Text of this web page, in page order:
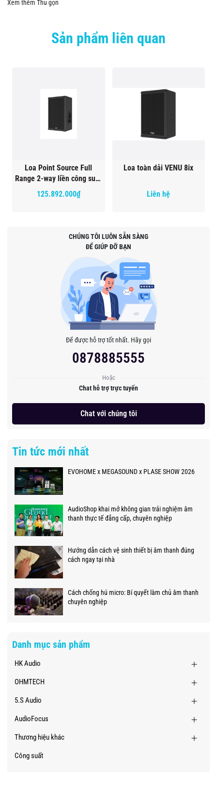
Xem thêm Thu gọn
Sản phẩm liên quan
Loa Point Source Full
Range 2-way liền công suất
Venu 12a
125.892.000₫
Loa toàn dải VENU 8ix
Liên hệ
CHÚNG TÔI LUÔN SẴN SÀNG
ĐỂ GIÚP ĐỠ BẠN
Để được hỗ trợ tốt nhất. Hãy gọi
0878885555
Hoặc
Chat hỗ trợ trực tuyến
Chat với chúng tôi
Tin tức mới nhất
EVOHOME x MEGASOUND x PLASE SHOW 2026
AudioShop khai mở không gian trải nghiệm âm
thanh thực tế đẳng cấp, chuyên nghiệp
Hướng dẫn cách vệ sinh thiết bị âm thanh đúng
cách ngay tại nhà
Cách chống hú micro: Bí quyết làm chủ âm thanh
chuyên nghiệp
Danh mục sản phẩm
HK Audio
OHMTECH
5.S Audio
AudioFocus
Thương hiệu khác
Công suất